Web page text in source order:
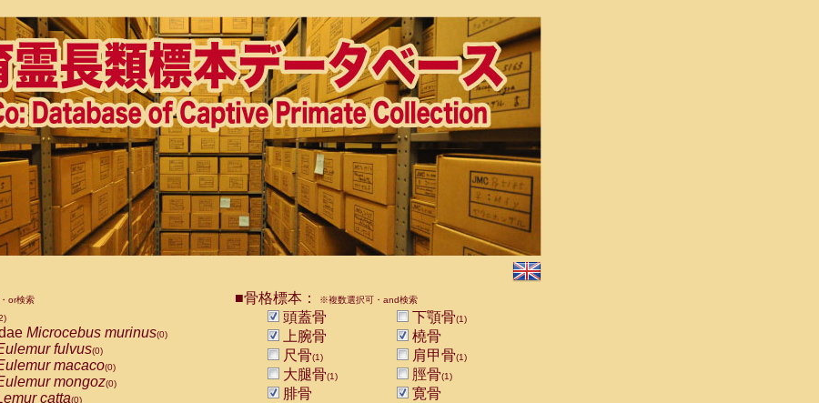
or検索
Microcebus murinus(0)
fulvus(0)
macaco(0)
mongoz(0)
catta(0)
■骨格標本： ※複数選択可・and検索
頭蓋骨 下顎骨(1)
上腕骨
橈骨
尺骨(1) 肩甲骨(1)
大腿骨(1) 脛骨(1)
腓骨
寛骨